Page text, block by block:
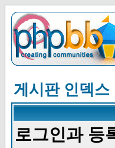
게시판 인덱스
로그인과 등